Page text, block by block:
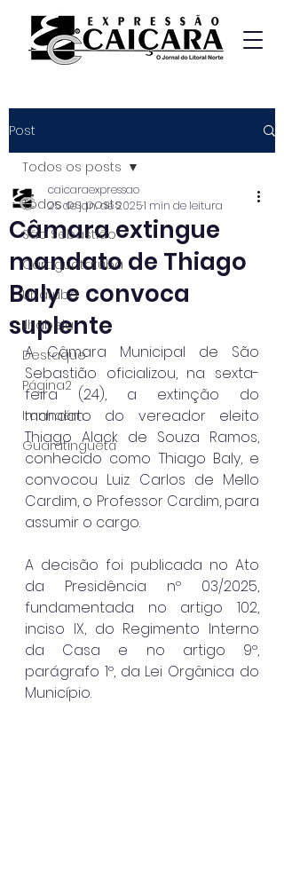
Post
Todos os posts
São Sebastião
Caraguatatuba
Ubatuba
Ilhabela
Destaque
Página2
Itanhaém
Guaratinguetá
Todos os posts
Câmara extingue
mandato de Thiago
Baly e convoca
suplente
caicaraexpressao
25 de jan. de 20251 min de leitura
A Câmara Municipal de São
Sebastião oficializou, na sexta-
feira (24), a extinção do
mandato do vereador eleito
Thiago Alack de Souza Ramos,
conhecido como Thiago Baly, e
convocou Luiz Carlos de Mello
Cardim, o Professor Cardim, para
assumir o cargo.
A decisão foi publicada no Ato
da Presidência nº 03/2025,
fundamentada no artigo 102,
inciso IX, do Regimento Interno
da Casa e no artigo 9º,
parágrafo 1º, da Lei Orgânica do
Município.